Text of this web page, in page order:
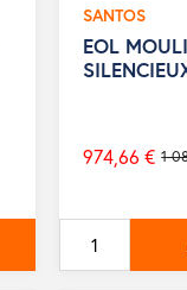
SANTOS
EOL
Prix
1
974,66 €